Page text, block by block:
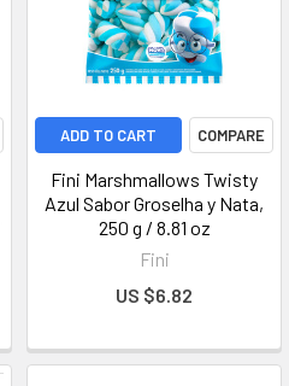
ADD TO CART COMPARE
Fini Marshmallows Twisty
Azul Sabor Groselha y Nata,
250 g / 8.81 oz
Fini
US $6.82